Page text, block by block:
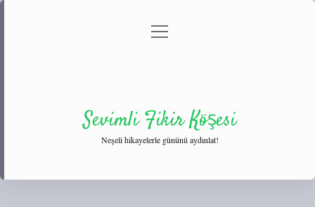
Gizlilik Politikası
menüyü
Sevimli Fikir Köşesi
Neşeli hikayelerle gününü aydınlat!